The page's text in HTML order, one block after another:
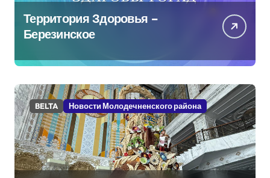
Территория Здоровья –
Березинское
BELTA Новости Молодечненского района